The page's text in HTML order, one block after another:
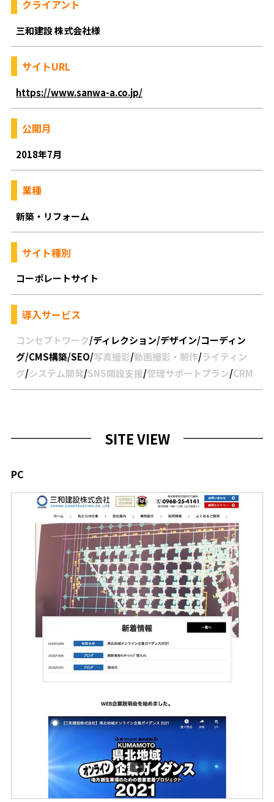
クライアント
三和建設 株式会社様
サイトURL
https://www.sanwa-a.co.jp/
公開月
2018年7月
業種
新築・リフォーム
サイト種別
コーポレートサイト
導入サービス
コンセプトワーク/ディレクション/デザイン/コーディン
グ/CMS構築/SEO/写真撮影/動画撮影・制作/ライティン
グ/システム開発/SNS開設支援/管理サポートプラン/CRM
SITE VIEW
PC